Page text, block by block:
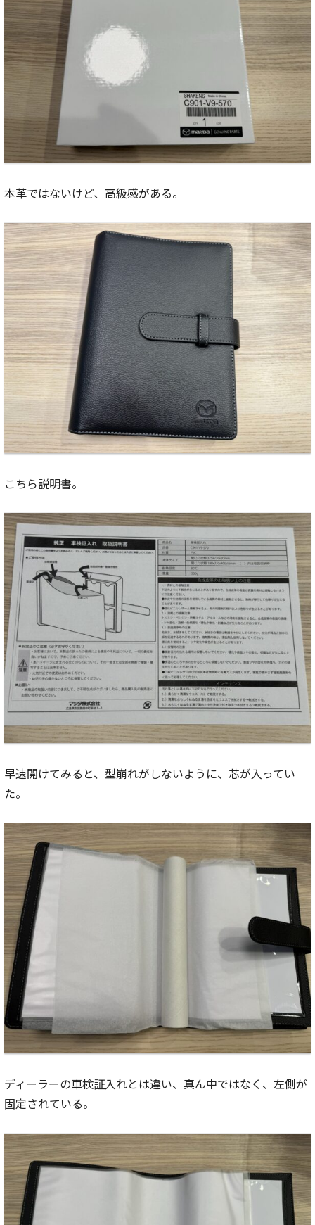
本革ではないけど、高級感がある。
こちら説明書。
早速開けてみると、型崩れがしないように、芯が入ってい
た。
ディーラーの車検証入れとは違い、真ん中ではなく、左側が
固定されている。